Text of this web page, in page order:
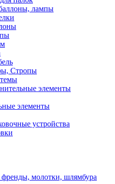
лампы
Стропы
элементы
элементы
устройства
молотки, шлямбура